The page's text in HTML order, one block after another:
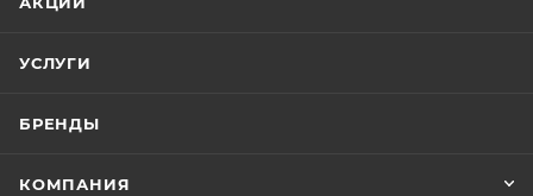
УСЛУГИ
БРЕНДЫ
КОМПАНИЯ